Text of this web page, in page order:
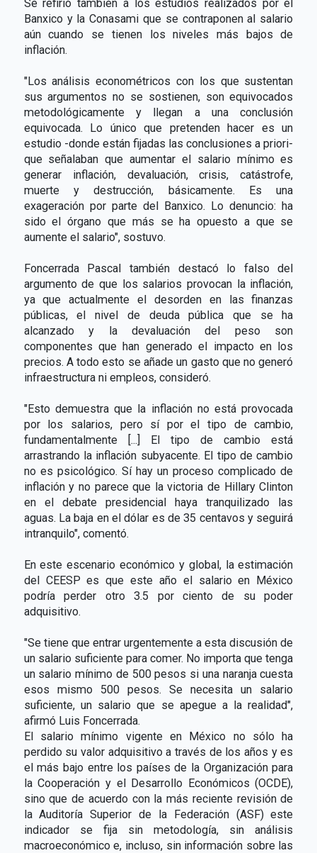
Se refirió también a los estudios realizados por el
Banxico y la Conasami que se contraponen al salario
aún cuando se tienen los niveles más bajos de
inflación.
"Los análisis econométricos con los que sustentan
sus argumentos no se sostienen, son equivocados
metodológicamente y llegan a una conclusión
equivocada. Lo único que pretenden hacer es un
estudio -donde están fijadas las conclusiones a priori-
que señalaban que aumentar el salario mínimo es
generar inflación, devaluación, crisis, catástrofe,
muerte y destrucción, básicamente. Es una
exageración por parte del Banxico. Lo denuncio: ha
sido el órgano que más se ha opuesto a que se
aumente el salario", sostuvo.
Foncerrada Pascal también destacó lo falso del
argumento de que los salarios provocan la inflación,
ya que actualmente el desorden en las finanzas
públicas, el nivel de deuda pública que se ha
alcanzado y la devaluación del peso son
componentes que han generado el impacto en los
precios. A todo esto se añade un gasto que no generó
infraestructura ni empleos, consideró.
"Esto demuestra que la inflación no está provocada
por los salarios, pero sí por el tipo de cambio,
fundamentalmente [...] El tipo de cambio está
arrastrando la inflación subyacente. El tipo de cambio
no es psicológico. Sí hay un proceso complicado de
inflación y no parece que la victoria de Hillary Clinton
en el debate presidencial haya tranquilizado las
aguas. La baja en el dólar es de 35 centavos y seguirá
intranquilo", comentó.
En este escenario económico y global, la estimación
del CEESP es que este año el salario en México
podría perder otro 3.5 por ciento de su poder
adquisitivo.
"Se tiene que entrar urgentemente a esta discusión de
un salario suficiente para comer. No importa que tenga
un salario mínimo de 500 pesos si una naranja cuesta
esos mismo 500 pesos. Se necesita un salario
suficiente, un salario que se apegue a la realidad",
afirmó Luis Foncerrada.
El salario mínimo vigente en México no sólo ha
perdido su valor adquisitivo a través de los años y es
el más bajo entre los países de la Organización para
la Cooperación y el Desarrollo Económicos (OCDE),
sino que de acuerdo con la más reciente revisión de
la Auditoría Superior de la Federación (ASF) este
indicador se fija sin metodología, sin análisis
macroeconómico e, incluso, sin información sobre las